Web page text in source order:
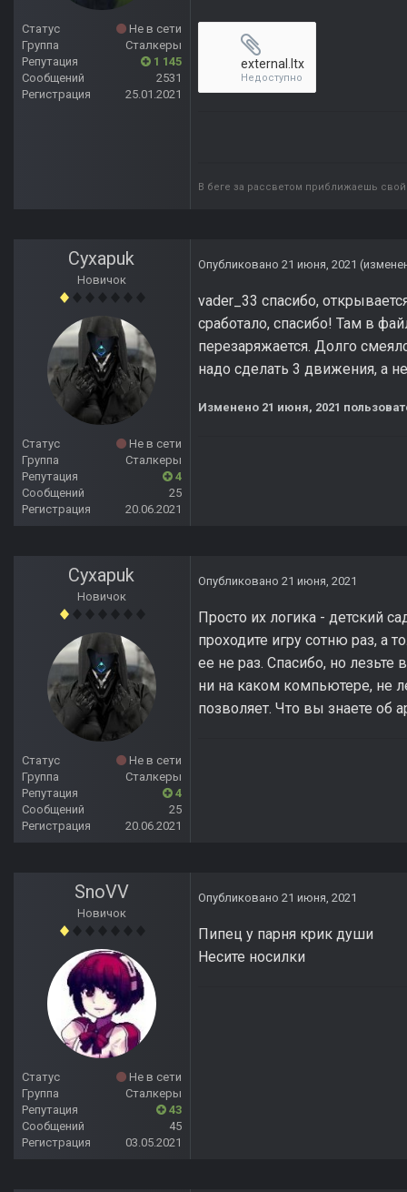
Статус
Не в сети
Группа
Сталкеры
Репутация
1 145
Сообщений
2531
Регистрация
25.01.2021
external.ltx
Недоступно
В беге за рассветом приближаешь свой
Cyxapuk
Новичок
Статус
Не в сети
Группа
Сталкеры
Репутация
4
Сообщений
25
Регистрация
20.06.2021
Опубликовано 21 июня, 2021
vader_33 спасибо,
сработало, спасибо! Там в
перезаряжается. Долго
надо сделать 3 движения, а
Изменено 21 июня, 2021
Cyxapuk
Новичок
Статус
Не в сети
Группа
Сталкеры
Репутация
4
Сообщений
25
Регистрация
20.06.2021
Опубликовано 21 июня, 2021
Просто их логика - детский
проходите игру сотню раз, а
ее не раз. Спасибо, но
ни на каком компьютере, не
позволяет. Что вы знаете об
SnoVV
Новичок
Статус
Не в сети
Группа
Сталкеры
Репутация
43
Сообщений
45
Регистрация
03.05.2021
Опубликовано 21 июня, 2021
Пипец у парня крик души
Несите носилки